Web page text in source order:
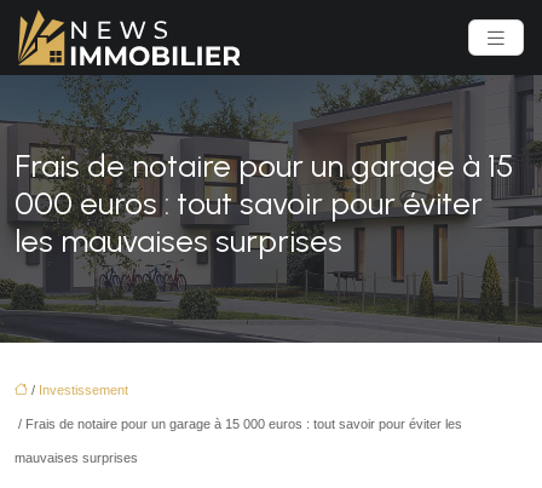
Frais de notaire pour un garage à 15
000 euros : tout savoir pour éviter
les mauvaises surprises
/ Investissement
/ Frais de notaire pour un garage à 15 000 euros : tout savoir pour éviter les
mauvaises surprises